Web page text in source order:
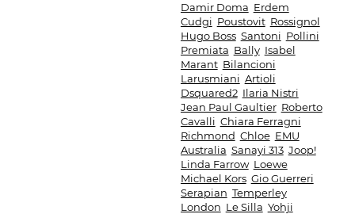
Damir Doma Erdem
Cudgi Poustovit Rossignol
Hugo Boss Santoni Pollini
Premiata Bally Isabel
Marant Bilancioni
Larusmiani Artioli
Dsquared2 Ilaria Nistri
Jean Paul Gaultier Roberto
Cavalli Chiara Ferragni
Richmond Chloe EMU
Australia Sanayi 313 Joop!
Linda Farrow Loewe
Michael Kors Gio Guerreri
Serapian Temperley
London Le Silla Yohji